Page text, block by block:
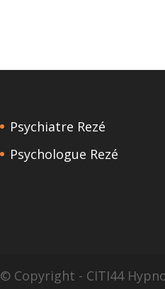
Psychiatre Rezé
Psychologue Rezé
© Copyright - CITI44